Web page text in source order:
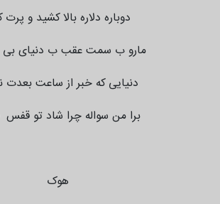
دوباره دلاره بالا کشید و پرت
مارو ب سمت عقب ب دنیای بی
دنیایی که خبر از ساعت بعدت
برا من سواله چرا شاد تو قفس
هوک‌